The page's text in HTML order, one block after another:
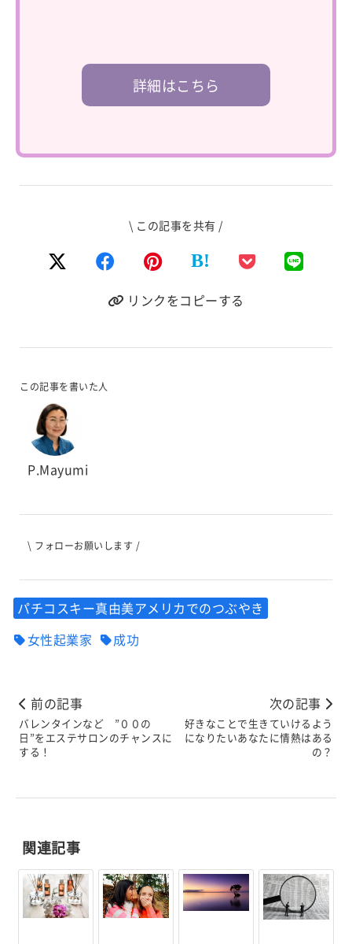
詳細はこちら
\ この記事を共有 /
B!
リンクをコピーする
この記事を書いた人
P.Mayumi
\ フォローお願いします /
パチコスキー真由美アメリカでのつぶやき
女性起業家
成功
前の記事
バレンタインなど ”００の
日”をエステサロンのチャンスに
する！
次の記事
好きなことで生きていけるよう
になりたいあなたに情熱はある
の？
関連記事